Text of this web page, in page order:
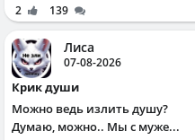
2 139
Лиса
07-08-2026
Крик души
Можно ведь излить душу?
Думаю, можно.. Мы с муже...